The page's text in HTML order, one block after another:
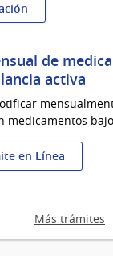
de
activa
medicamentos bajo
en Línea
:
medicamentos
Más trámites